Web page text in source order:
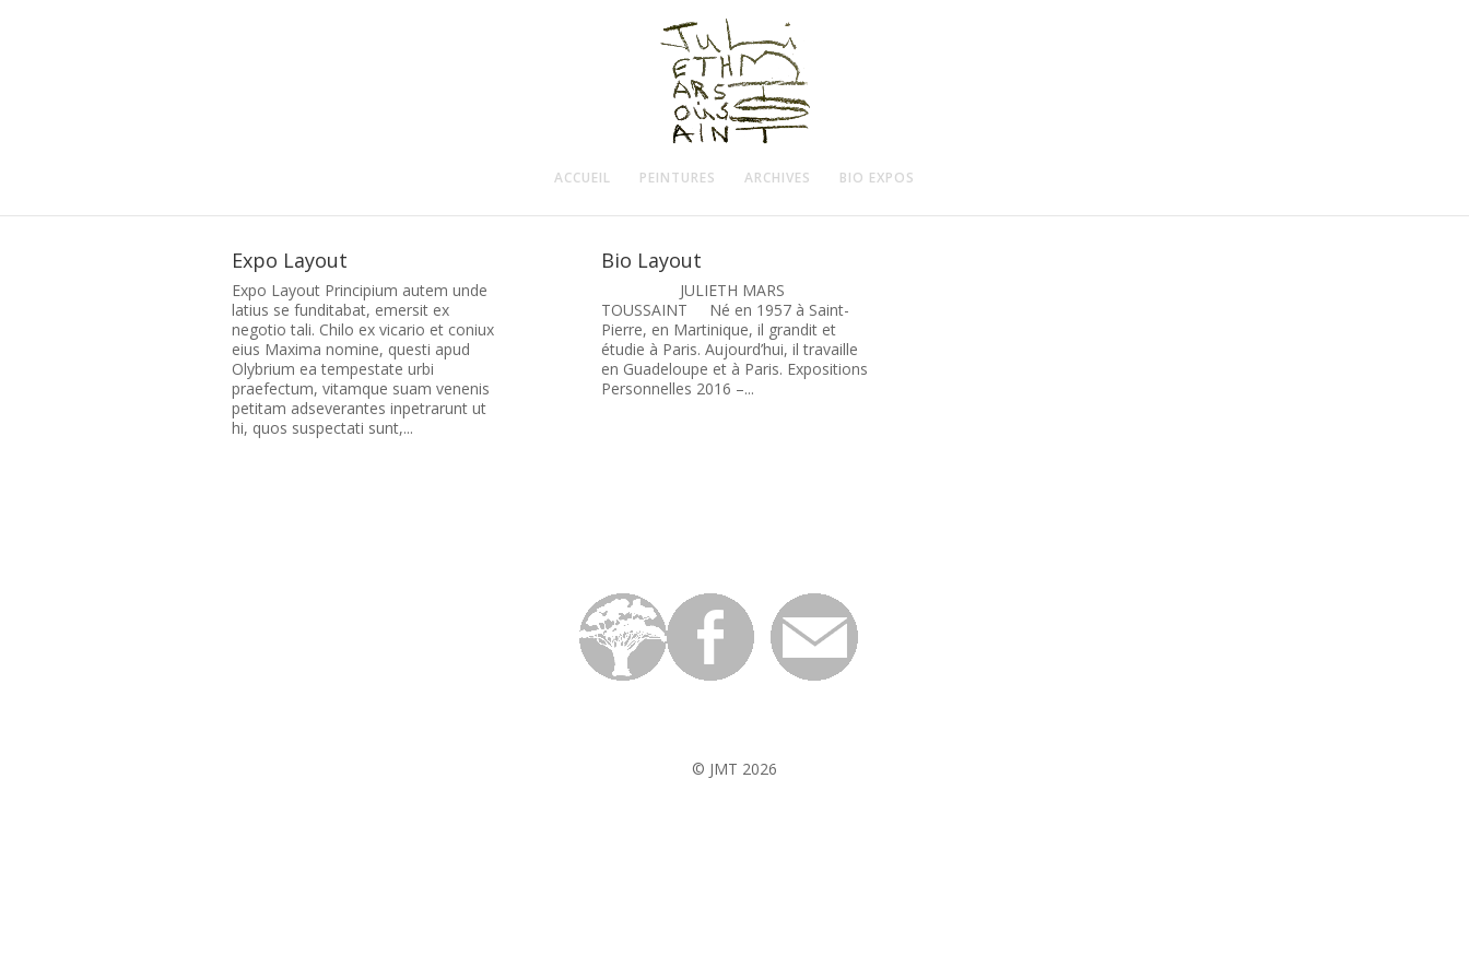
ACCUEIL PEINTURES ARCHIVES BIO EXPOS
Expo Layout
Expo Layout Principium autem unde
latius se funditabat, emersit ex
negotio tali. Chilo ex vicario et coniux
eius Maxima nomine, questi apud
Olybrium ea tempestate urbi
praefectum, vitamque suam venenis
petitam adseverantes inpetrarunt ut
hi, quos suspectati sunt,...
Bio Layout
JULIETH MARS
TOUSSAINT Né en 1957 à Saint-
Pierre, en Martinique, il grandit et
étudie à Paris. Aujourd’hui, il travaille
en Guadeloupe et à Paris. Expositions
Personnelles 2016 –...
© JMT 2026